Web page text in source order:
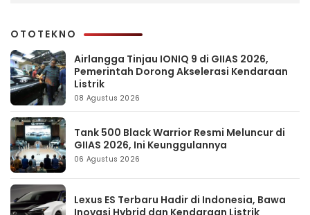
OTOTEKNO
Airlangga Tinjau IONIQ 9 di GIIAS 2026,
Pemerintah Dorong Akselerasi Kendaraan
Listrik
08 Agustus 2026
Tank 500 Black Warrior Resmi Meluncur di
GIIAS 2026, Ini Keunggulannya
06 Agustus 2026
Lexus ES Terbaru Hadir di Indonesia, Bawa
Inovasi Hybrid dan Kendaraan Listrik